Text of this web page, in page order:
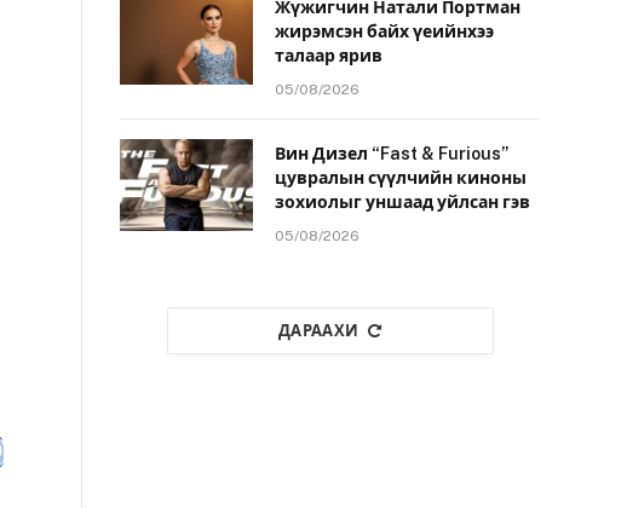
Жүжигчин Натали Портман
жирэмсэн байх үеийнхээ
талаар ярив
05/08/2026
Вин Дизел “Fast & Furious”
цувралын сүүлчийн киноны
зохиолыг уншаад уйлсан гэв
05/08/2026
ДАРААХИ